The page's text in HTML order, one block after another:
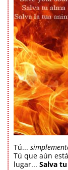
Tú...
Tú que aún
lugar... Salva